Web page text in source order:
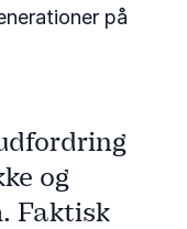
på
og
Faktisk